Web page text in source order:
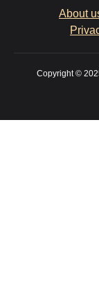
About
Copyright ©